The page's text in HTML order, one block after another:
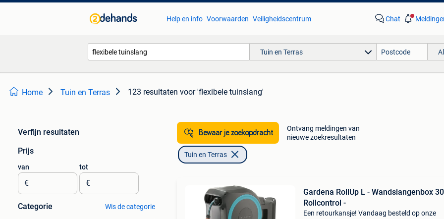
Help en info Voorwaarden Veiligheidscentrum Chat
Tuin en Terras
Home Tuin en Terras 123 resultaten voor 'flexibele tuinslang'
Verfijn resultaten
Prijs
van
€
tot
€
Categorie Wis de categorie
Bewaar je zoekopdracht
Ontvang meldingen van
nieuwe zoekresultaten
Tuin en Terras
Gardena RollUp L - Wandslangenbox
Rollcontrol -
Een retourkansje! Vandaag besteld op onze